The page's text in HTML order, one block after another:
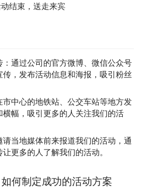
结束，送走来宾
：通过公司的官方微博、微信公众号
传，发布活动信息和海报，吸引粉丝
市中心的地铁站、公交车站等地方发
横幅，吸引更多的人关注我们的活
请当地媒体前来报道我们的活动，通
更多的人了解我们的活动。
何制定成功的活动方案